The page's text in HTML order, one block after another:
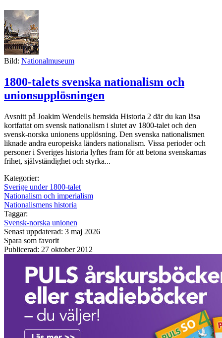
Bild: Nationalmuseum
1800-talets svenska nationalism och
unionsupplösningen
Avsnitt på Joakim Wendells hemsida Historia 2 där du kan läsa
kortfattat om svensk nationalism i slutet av 1800-talet och den
svensk-norska unionens upplösning. Den svenska nationalismen
liknade andra europeiska länders nationalism. Vissa perioder och
personer i Sveriges historia lyftes fram för att betona svenskarnas
frihet, självständighet och styrka...
Kategorier:
Sverige under 1800-talet
Nationalism och imperialism
Nationalismens historia
Taggar:
Svensk-norska unionen
Senast uppdaterad: 3 maj 2026
Spara som favorit
Publicerad: 27 oktober 2012